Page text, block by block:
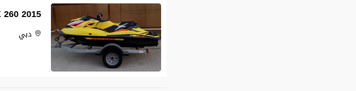
2015 Sea-Doo RXP-X 260
دبي